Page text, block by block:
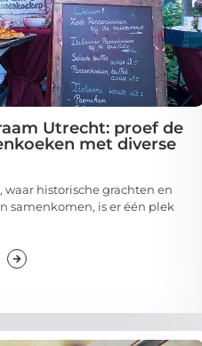
Utrecht: proef de
met diverse
waar historische grachten en
samenkomen, is er één plek